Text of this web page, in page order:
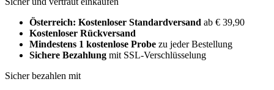
Österreich: Kostenloser Standardversand ab € 39,90
Kostenloser Rückversand
Mindestens 1 kostenlose Probe zu jeder Bestellung
Sichere Bezahlung mit SSL-Verschlüsselung
Sicher bezahlen mit